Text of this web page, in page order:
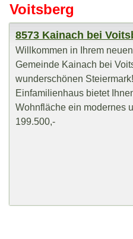
Voitsberg
8573 Kainach bei
Willkommen in Ihrem
Gemeinde Kainach bei
wunderschönen
Einfamilienhaus bietet
Wohnfläche ein modernes
199.500,-